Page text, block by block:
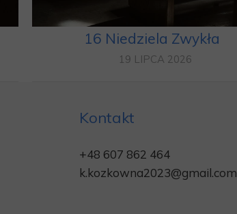
16 Niedziela Zwykła
19 LIPCA 2026
Kontakt
+48 607 862 464
k.kozkowna2023@gmail.com